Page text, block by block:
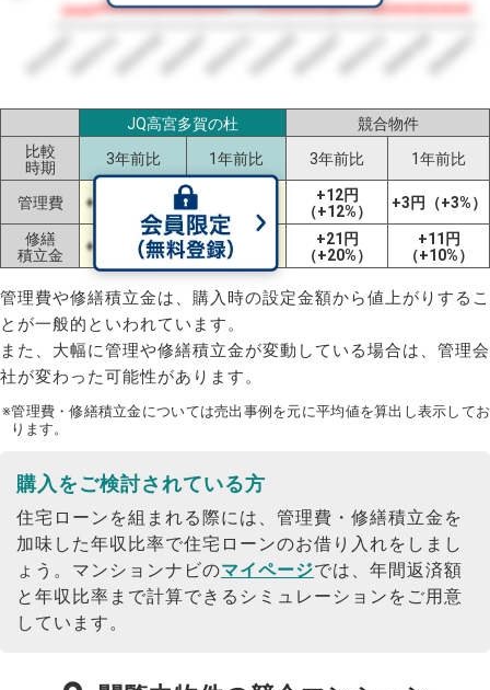
2023/072023/112024/032024/072024/112025/032025/072025/112026/032026/07
JQ高宮多賀の杜
競合物件
比較
時期
3年前比 1年前比 3年前比 1年前比
管理費 +2円（+4%）
+12円
（+12%）
+3円（+3%）
修繕
積立金
+6円（+4%） -1円（-1%）
+21円
（+20%）
+11円
（+10%）
管理費や修繕積立金は、購入時の設定金額から値上がりするこ
とが一般的といわれています。
また、大幅に管理や修繕積立金が変動している場合は、管理会
社が変わった可能性があります。
※管理費・修繕積立金については売出事例を元に平均値を算出し表示してお
ります。
購入をご検討されている方
住宅ローンを組まれる際には、管理費・修繕積立金を
加味した年収比率で住宅ローンのお借り入れをしまし
ょう。 マンションナビのマイページでは、年間返済額
と年収比率まで計算できるシミュレーションをご用意
しています。